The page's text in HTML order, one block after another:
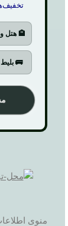
🏨 هتل و
🚌
منوی